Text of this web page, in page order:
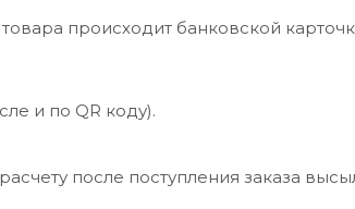
происходит банковской
и по QR коду).
после поступления заказа